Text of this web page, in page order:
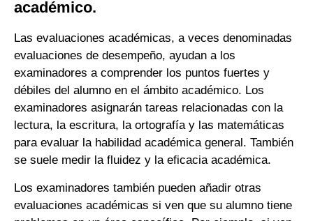
académico.
Las evaluaciones académicas, a veces denominadas
evaluaciones de desempeño, ayudan a los
examinadores a comprender los puntos fuertes y
débiles del alumno en el ámbito académico. Los
examinadores asignarán tareas relacionadas con la
lectura, la escritura, la ortografía y las matemáticas
para evaluar la habilidad académica general. También
se suele medir la fluidez y la eficacia académica.
Los examinadores también pueden añadir otras
evaluaciones académicas si ven que su alumno tiene